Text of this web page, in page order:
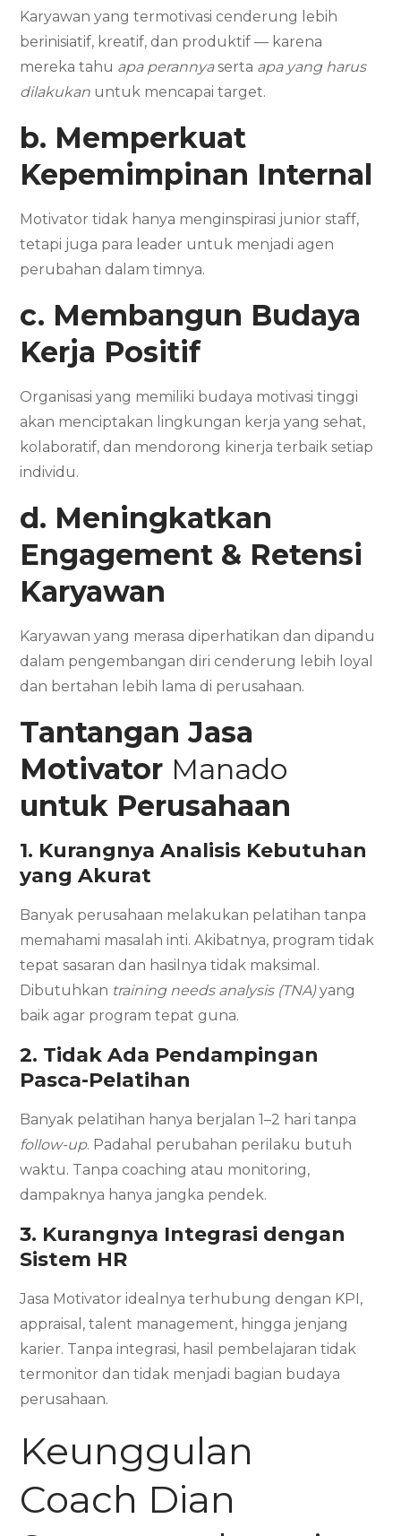
Karyawan yang termotivasi cenderung lebih
berinisiatif, kreatif, dan produktif — karena
mereka tahu apa perannyaserta apa yang harus
dilakukan untuk mencapai target.
b. Memperkuat
Kepemimpinan Internal
Motivator tidak hanya menginspirasi junior staff,
tetapi juga para leader untuk menjadi agen
perubahan dalam timnya.
c. Membangun Budaya
Kerja Positif
Organisasi yang memiliki budaya motivasi tinggi
akan menciptakan lingkungan kerja yang sehat,
kolaboratif, dan mendorong kinerja terbaik setiap
individu.
d. Meningkatkan
Engagement & Retensi
Karyawan
Karyawan yang merasa diperhatikan dan dipandu
dalam pengembangan diri cenderung lebih loyal
dan bertahan lebih lama di perusahaan.
Tantangan Jasa
Motivator Manado
untuk Perusahaan
1. Kurangnya Analisis Kebutuhan
yang Akurat
Banyak perusahaan melakukan pelatihan tanpa
memahami masalah inti. Akibatnya, program tidak
tepat sasaran dan hasilnya tidak maksimal.
Dibutuhkan training needs analysis (TNA)yang
baik agar program tepat guna.
2. Tidak Ada Pendampingan
Pasca-Pelatihan
Banyak pelatihan hanya berjalan 1–2 hari tanpa
follow-up. Padahal perubahan perilaku butuh
waktu. Tanpa coaching atau monitoring,
dampaknya hanya jangka pendek.
3. Kurangnya Integrasi dengan
Sistem HR
Jasa Motivator idealnya terhubung dengan KPI,
appraisal, talent management, hingga jenjang
karier. Tanpa integrasi, hasil pembelajaran tidak
termonitor dan tidak menjadi bagian budaya
perusahaan.
Keunggulan
Coach Dian